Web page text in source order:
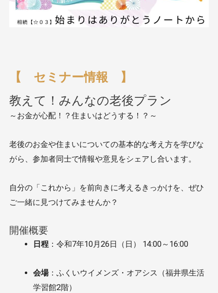
【 セミナー情報 】
教えて！みんなの老後プラン
～お金が心配！？住まいはどうする！？～
老後のお金や住まいについての基本的な考え方を学びな
がら、参加者同士で情報や意見をシェアし合います。
自分の「これから」を前向きに考えるきっかけを、ぜひ
ご一緒に見つけてみませんか？
開催概要
日程 ：令和7年10月26日（日） 14:00～16:00
会場：ふくいウイメンズ・オアシス（福井県生活
学習館2階）